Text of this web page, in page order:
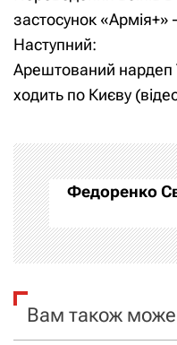
а
в
и
а
ц
и
а
в
і
а
ц
і
застосунок «Армія+»
Наступний:
Арештований
ходить по Києву
Федоренко
Вам також може